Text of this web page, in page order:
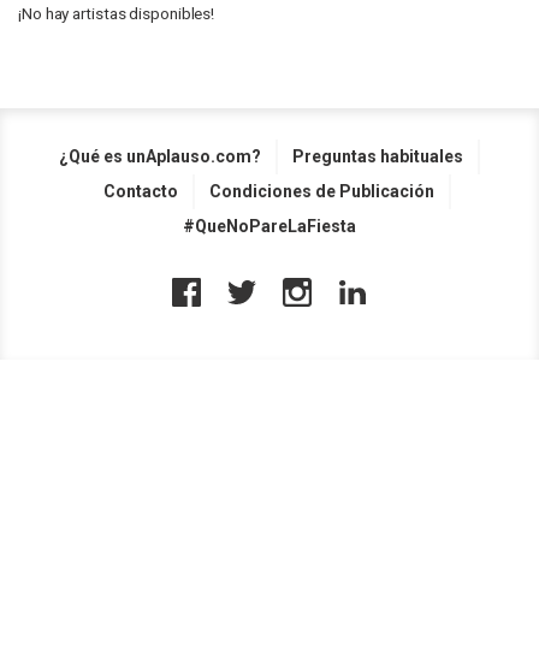
¡No hay artistas disponibles!
¿Qué es unAplauso.com?
Preguntas habituales
Contacto
Condiciones de Publicación
#QueNoPareLaFiesta